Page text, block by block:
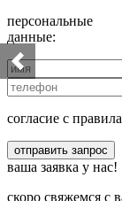
персональные
данные:
согласие с
отправить запрос
ваша заявка у нас!
скоро свяжемся с